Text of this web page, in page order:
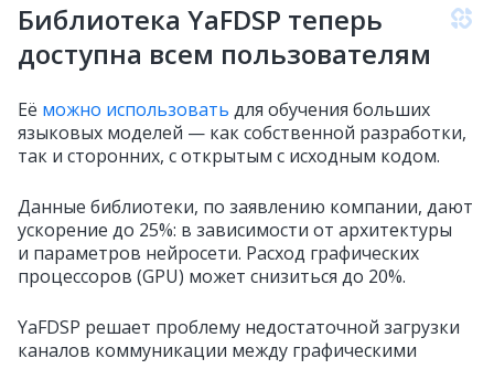
Библиотека YaFDSP теперь
доступна всем пользователям
Её можно использовать для обучения больших
языковых моделей — как собственной разработки,
так и сторонних, с открытым с исходным кодом.
Данные библиотеки, по заявлению компании, дают
ускорение до 25%: в зависимости от архитектуры
и параметров нейросети. Расход графических
процессоров (GPU) может снизиться до 20%.
YaFDSP решает проблему недостаточной загрузки
каналов коммуникации между графическими